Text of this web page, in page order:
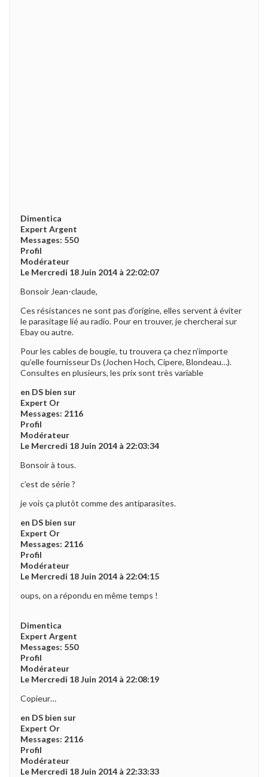
Dimentica
Expert Argent
Messages: 550
Profil
Modérateur
Le Mercredi 18 Juin 2014 à 22:02:07
Bonsoir Jean-claude,
Ces résistances ne sont pas d’origine, elles servent à éviter
le parasitage lié au radio. Pour en trouver, je chercherai sur
Ebay ou autre.
Pour les cables de bougie, tu trouvera ça chez n’importe
qu’elle fournisseur Ds (Jochen Hoch, Cipere, Blondeau…).
Consultes en plusieurs, les prix sont très variable
en DS bien sur
Expert Or
Messages: 2116
Profil
Modérateur
Le Mercredi 18 Juin 2014 à 22:03:34
Bonsoir à tous.
c’est de série ?
je vois ça plutôt comme des antiparasites.
en DS bien sur
Expert Or
Messages: 2116
Profil
Modérateur
Le Mercredi 18 Juin 2014 à 22:04:15
oups, on a répondu en même temps !
Dimentica
Expert Argent
Messages: 550
Profil
Modérateur
Le Mercredi 18 Juin 2014 à 22:08:19
Copieur…
en DS bien sur
Expert Or
Messages: 2116
Profil
Modérateur
Le Mercredi 18 Juin 2014 à 22:33:33